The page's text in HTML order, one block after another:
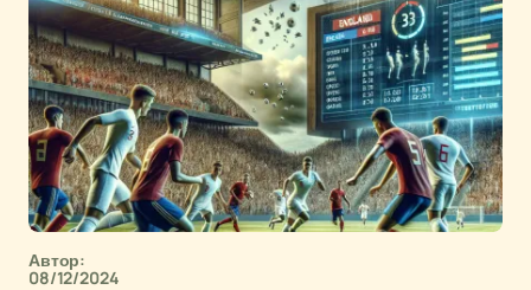
Автор:
08/12/2024